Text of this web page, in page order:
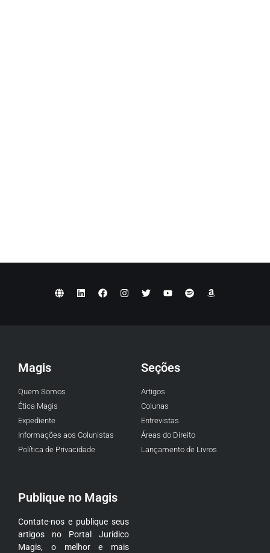
Magis
Quem Somos
Ética Magis
Expediente
Informações aos Colunistas
Política de Privacidade
Seções
Artigos
Colunas
Entrevistas
Áreas do Direito
Lançamento de Livros
Publique no Magis
Contate-nos e publique seus
artigos no Portal Jurídico
Magis, o melhor e mais